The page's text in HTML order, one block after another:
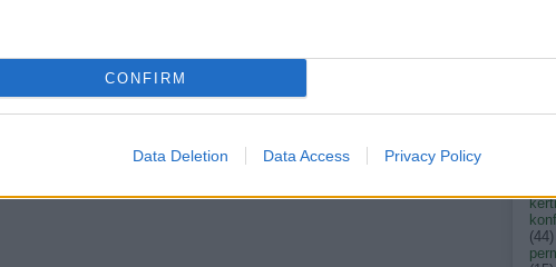
CONFIRM
Data Deletion Data Access Privacy Policy
(7)
(44)